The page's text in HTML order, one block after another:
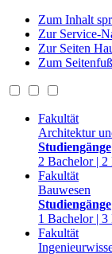
Zum Inhalt
Zur Service-
Zur Seiten
Zum
Fakultät
Architektur
Studiengänge
2 Bachelor | 2
Fakultät
Bauwesen
Studiengänge
1 Bachelor |
Fakultät